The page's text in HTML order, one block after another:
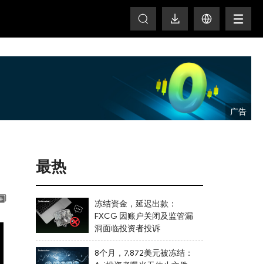
最热
冻结资金，延迟出款：
FXCG 因账户关闭及监管漏
洞面临投资者投诉
8个月，7,872美元被冻结：